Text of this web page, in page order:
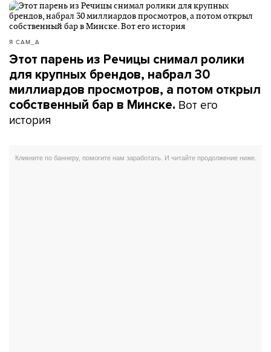
Я САМ_А
Этот парень из Речицы снимал ролики
для крупных брендов, набрал 30
миллиардов просмотров, а потом открыл
собственный бар в Минске. Вот его
история